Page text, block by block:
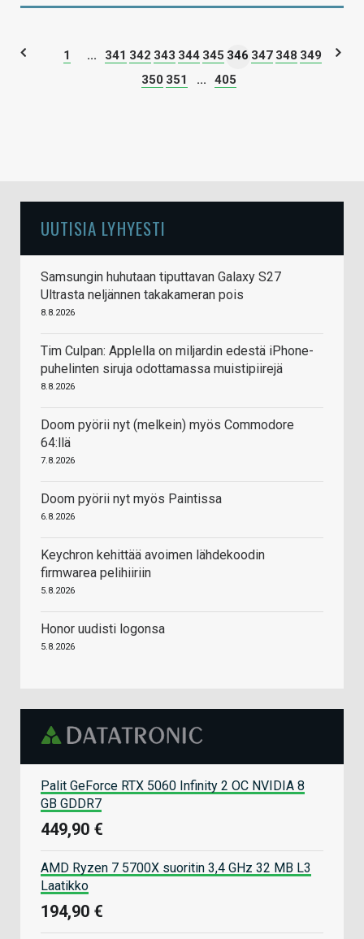
1 ... 341 342 343 344 345 346 347 348 349
350 351 ... 405
UUTISIA LYHYESTI
Samsungin huhutaan tiputtavan Galaxy S27
Ultrasta neljännen takakameran pois
8.8.2026
Tim Culpan: Applella on miljardin edestä iPhone-
puhelinten siruja odottamassa muistipiirejä
8.8.2026
Doom pyörii nyt (melkein) myös Commodore
64:llä
7.8.2026
Doom pyörii nyt myös Paintissa
6.8.2026
Keychron kehittää avoimen lähdekoodin
firmwarea pelihiiriin
5.8.2026
Honor uudisti logonsa
5.8.2026
Palit GeForce RTX 5060 Infinity 2 OC NVIDIA 8
GB GDDR7
449,90 €
AMD Ryzen 7 5700X suoritin 3,4 GHz 32 MB L3
Laatikko
194,90 €